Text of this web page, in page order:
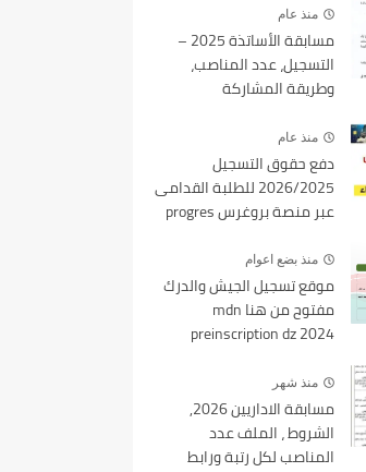
منذ عام
مسابقة الأساتذة 2025 –
التسجيل، عدد المناصب،
وطريقة المشاركة
منذ عام
دفع حقوق التسجيل
2026/2025 للطلبة القدامى
عبر منصة بروغرس progres
منذ بضع اعوام
موقع تسجيل الجيش والدرك
مفتوح من هنا mdn
preinscription dz 2024
منذ شهر
مسابقة الاداريين 2026,
الشروط ، الملف عدد
المناصب لكل رتبة ورابط